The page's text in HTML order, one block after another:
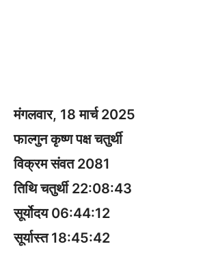
मंगलवार, 18 मार्च 2025
फाल्गुन कृष्ण पक्ष चतुर्थी
विक्रम संवत 2081
तिथि चतुर्थी 22:08:43
सूर्योदय 06:44:12
सूर्यास्त 18:45:42